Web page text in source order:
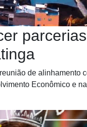
de alinhamento
Econômico e